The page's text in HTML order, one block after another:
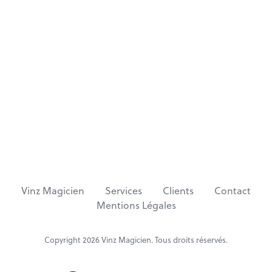
Vinz Magicien Services Clients
Contact
Mentions Légales
Copyright 2026Vinz Magicien. Tous droits réservés.